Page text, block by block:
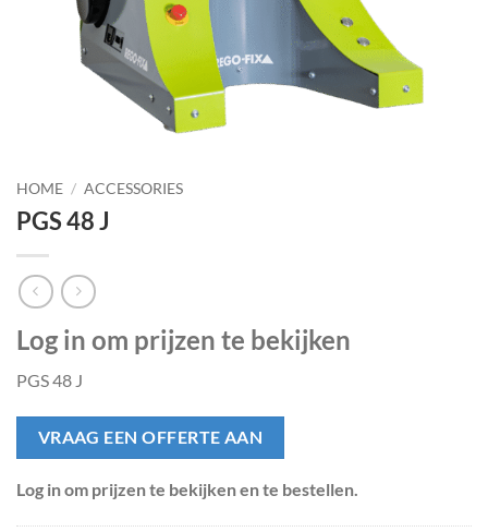
HOME / ACCESSORIES
PGS 48 J
Log in om prijzen te bekijken
PGS 48 J
VRAAG EEN OFFERTE AAN
Log in om prijzen te bekijken en te bestellen.